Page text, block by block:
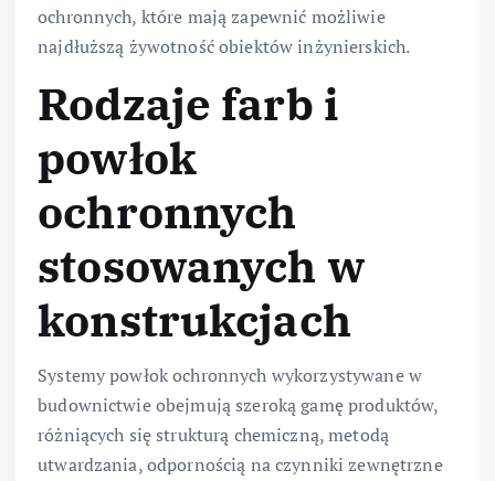
ochronnych, które mają zapewnić możliwie
najdłuższą żywotność obiektów inżynierskich.
Rodzaje farb i
powłok
ochronnych
stosowanych w
konstrukcjach
Systemy powłok ochronnych wykorzystywane w
budownictwie obejmują szeroką gamę produktów,
różniących się strukturą chemiczną, metodą
utwardzania, odpornością na czynniki zewnętrzne